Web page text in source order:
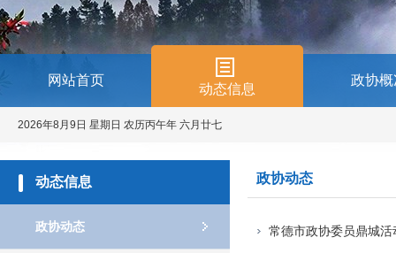
网站首页
动态信息
政协概
2026年8月9日 星期日 农历丙午年 六月廿七
动态信息
政协动态
政协动态
常德市政协委员鼎城